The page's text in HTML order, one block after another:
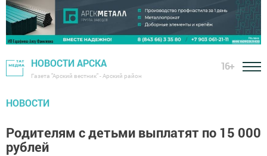
НОВОСТИ АРСКА
Газета "Арский вестник" - Арский район
16+
НОВОСТИ
Родителям с детьми выплатят по 15 000
рублей